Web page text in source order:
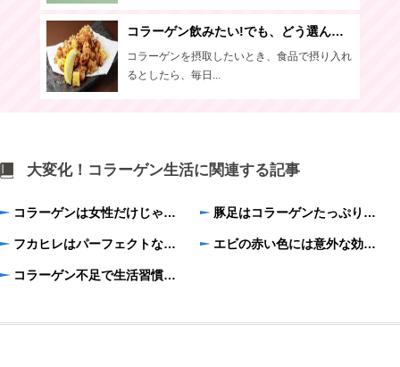
コラーゲン飲みたい!でも、どう選んだらいいの？
コラーゲンを摂取したいとき、食品で摂り入れ
るとしたら、毎日...
大変化！コラーゲン生活に関連する記事
コラーゲンは女性だけじゃない！男性にもうれしい効果がいっぱい！ 豚足はコラーゲンたっぷりの栄養食 カロリーカットしてさっぱり食べるには？
フカヒレはパーフェクトなコラーゲン食材 お安く摂取する方法はないの？ エビの赤い色には意外な効果？知っておきたいエビコラーゲンの効率的な食べ方
コラーゲン不足で生活習慣病？知らないと怖いコラーゲンの力